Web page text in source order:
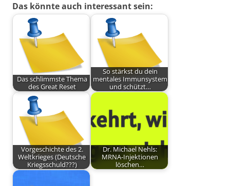
Das könnte auch interessant sein:
Das schlimmste Thema
des Great Reset
So stärkst du dein
mentales Immunsystem
und schützt…
Vorgeschichte des 2.
Weltkrieges (Deutsche
Kriegsschuld???)
Dr. Michael Nehls:
MRNA-Injektionen
löschen…